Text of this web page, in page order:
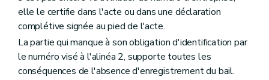
elle le certifie dans l'acte ou dans une déclaration
complétive signée au pied de l'acte.
La partie qui manque à son obligation d'identification par
le numéro visé à l'alinéa 2, supporte toutes les
conséquences de l'absence d'enregistrement du bail.